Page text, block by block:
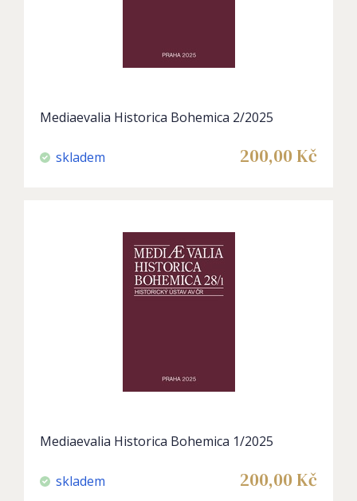
Mediaevalia Historica Bohemica 2/2025
skladem 200,00 Kč
Mediaevalia Historica Bohemica 1/2025
skladem 200,00 Kč